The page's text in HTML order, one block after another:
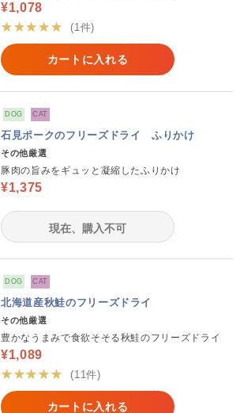
¥1,078
★★★★★
(1件)
カートに入れる
DOG CAT
石見ポークのフリーズドライ ふりかけ
その他厳選
豚肉の旨みをギュッと凝縮したふりかけ
¥1,375
現在、購入不可
DOG CAT
北海道産秋鮭のフリーズドライ
その他厳選
豊かなうまみで食欲そそる秋鮭のフリーズドライ
¥1,089
★★★★★
(11件)
カートに入れる